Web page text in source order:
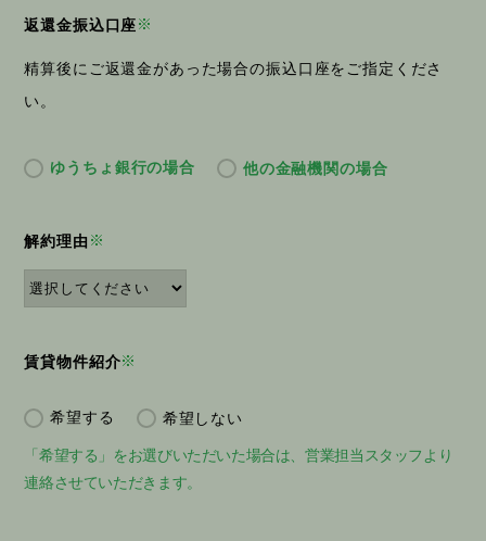
返還金振込口座 ※
精算後にご返還金があった場合の振込口座をご指定くださ
い。
ゆうちょ銀行の場合 他の金融機関の場合
解約理由 ※
賃貸物件紹介※
希望する 希望しない
「希望する」をお選びいただいた場合は、営業担当スタッフより
連絡させていただきます。